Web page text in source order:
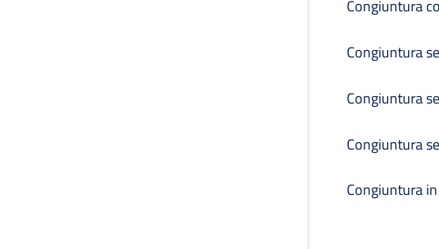
Congiuntura
Congiuntura
Congiuntura
Congiuntura
Congiuntura